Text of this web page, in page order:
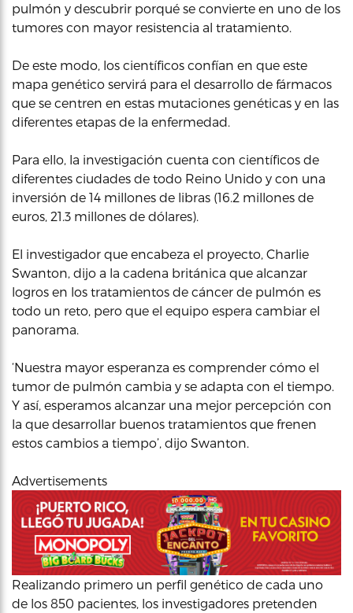
pulmón y descubrir porqué se convierte en uno de los
tumores con mayor resistencia al tratamiento.
De este modo, los científicos confían en que este
mapa genético servirá para el desarrollo de fármacos
que se centren en estas mutaciones genéticas y en las
diferentes etapas de la enfermedad.
Para ello, la investigación cuenta con científicos de
diferentes ciudades de todo Reino Unido y con una
inversión de 14 millones de libras (16.2 millones de
euros, 21.3 millones de dólares).
El investigador que encabeza el proyecto, Charlie
Swanton, dijo a la cadena británica que alcanzar
logros en los tratamientos de cáncer de pulmón es
todo un reto, pero que el equipo espera cambiar el
panorama.
‘Nuestra mayor esperanza es comprender cómo el
tumor de pulmón cambia y se adapta con el tiempo.
Y así, esperamos alcanzar una mejor percepción con
la que desarrollar buenos tratamientos que frenen
estos cambios a tiempo’, dijo Swanton.
Advertisements
Realizando primero un perfil genético de cada uno
de los 850 pacientes, los investigadores pretenden